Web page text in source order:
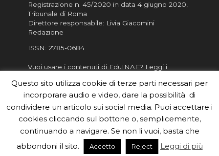
Registrazione n. 45/2020 in data 4 giugno 2020,
Tribunale di Roma
Direttore responsabile: Livia Giacomini
Redazione
ISSN: 2785-0684
Vuoi usare i contenuti di EduINAF? Leggi i
Informativa sulla Privacy
Informatva sui Cookie
Per la rubrica de l'Astronomo risponde, per
inviarci le tue foto o i tuoi contributi, scrivici a
redazione.edu [chiocciola] inaf.it oppure
il form
Questo sito utilizza cookie di terze parti necessari per
incorporare audio e video, dare la possibilità di
condividere un articolo sui social media. Puoi accettare i
cookies cliccando sul bottone o, semplicemente,
continuando a navigare. Se non li vuoi, basta che
abbondoni il sito.
Accetto Reject Leggi di più